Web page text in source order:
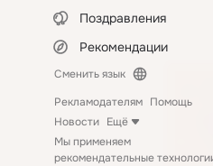
Поздравления
Рекомендации
Сменить язык
Рекламодателям Помощь
Новости Ещё
Мы применяем
рекомендательные